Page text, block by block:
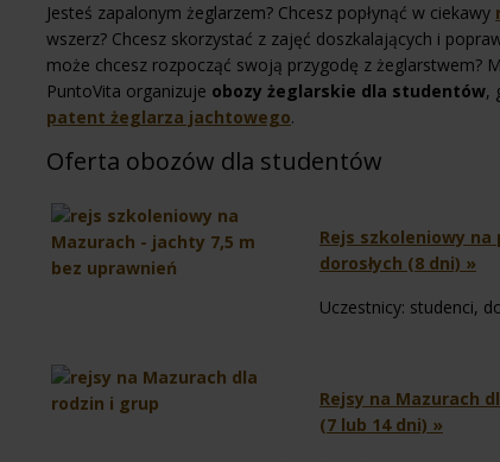
Jesteś zapalonym żeglarzem? Chcesz popłynąć w ciekawy
wszerz? Chcesz skorzystać z zajęć doszkalających i
może chcesz rozpocząć swoją przygodę z żeglarstwem?
PuntoVita organizuje obozy żeglarskie dla studentów,
patent żeglarza jachtowego.
Oferta obozów dla studentów
Rejs szkoleniowy
dorosłych (8 dni) »
Uczestnicy: studenci,
Rejsy na Mazurach
(7 lub 14 dni) »